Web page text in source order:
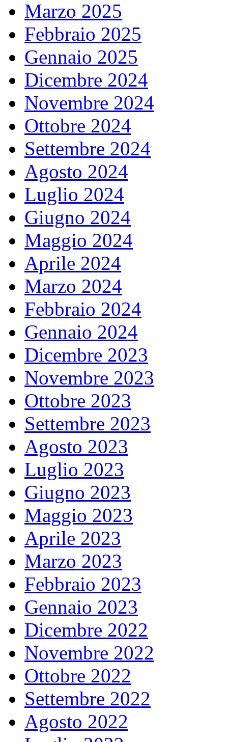
Marzo 2025
Febbraio 2025
Gennaio 2025
Dicembre 2024
Novembre 2024
Ottobre 2024
Settembre 2024
Agosto 2024
Luglio 2024
Giugno 2024
Maggio 2024
Aprile 2024
Marzo 2024
Febbraio 2024
Gennaio 2024
Dicembre 2023
Novembre 2023
Ottobre 2023
Settembre 2023
Agosto 2023
Luglio 2023
Giugno 2023
Maggio 2023
Aprile 2023
Marzo 2023
Febbraio 2023
Gennaio 2023
Dicembre 2022
Novembre 2022
Ottobre 2022
Settembre 2022
Agosto 2022